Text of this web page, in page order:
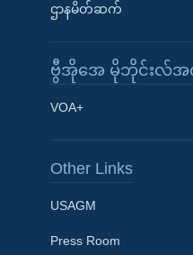
Learning English
ဘာသာစကားများ
ဌာနမိတ်ဆက်
ဗွီအိုအေ မိုဘိုင်းလ်အက်
VOA+
Other Links
USAGM
Press Room